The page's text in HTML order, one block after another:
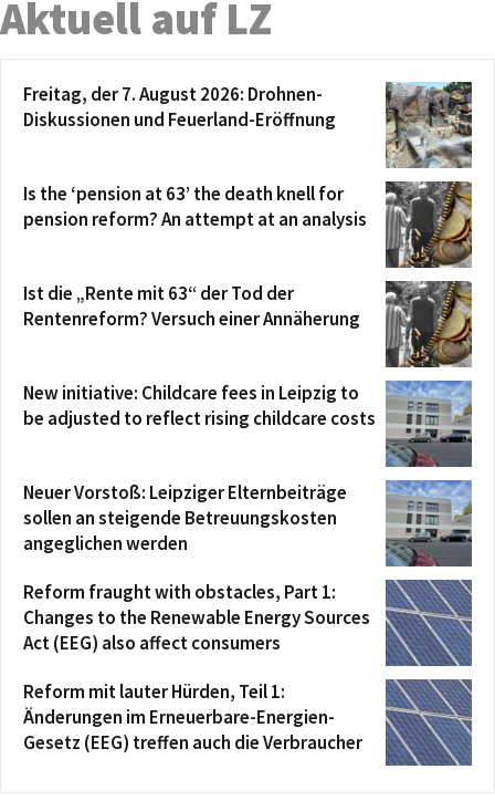
Aktuell auf LZ
Freitag, der 7. August 2026: Drohnen-
Diskussionen und Feuerland-Eröffnung
Is the ‘pension at 63’ the death knell for
pension reform? An attempt at an analysis
Ist die „Rente mit 63“ der Tod der
Rentenreform? Versuch einer Annäherung
New initiative: Childcare fees in Leipzig to
be adjusted to reflect rising childcare costs
Neuer Vorstoß: Leipziger Elternbeiträge
sollen an steigende Betreuungskosten
angeglichen werden
Reform fraught with obstacles, Part 1:
Changes to the Renewable Energy Sources
Act (EEG) also affect consumers
Reform mit lauter Hürden, Teil 1:
Änderungen im Erneuerbare-Energien-
Gesetz (EEG) treffen auch die Verbraucher